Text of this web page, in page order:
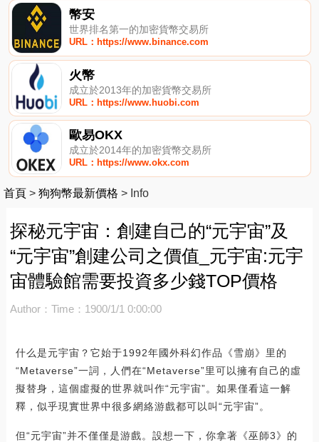
幣安
世界排名第一的加密貨幣交易所
URL：https://www.binance.com
火幣
成立於2013年的加密貨幣交易所
URL：https://www.huobi.com
歐易OKX
成立於2014年的加密貨幣交易所
URL：https://www.okx.com
首頁 > 狗狗幣最新價格 > Info
探秘元宇宙：創建自己的“元宇宙”及
“元宇宙”創建公司之價值_元宇宙:元宇
宙體驗館需要投資多少錢TOP價格
Author： Time：1900/1/1 0:00:00
什么是元宇宙？它始于1992年國外科幻作品《雪崩》里的
“Metaverse”一詞，人們在“Metaverse”里可以擁有自己的虛
擬替身，這個虛擬的世界就叫作“元宇宙”。如果僅看這一解
釋，似乎現實世界中很多網絡游戲都可以叫“元宇宙”。
但“元宇宙”并不僅僅是游戲。設想一下，你拿著《巫師3》的